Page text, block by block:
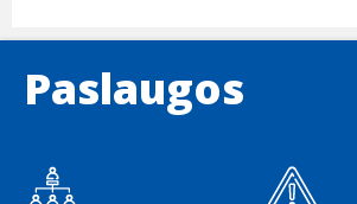
Paslaugos